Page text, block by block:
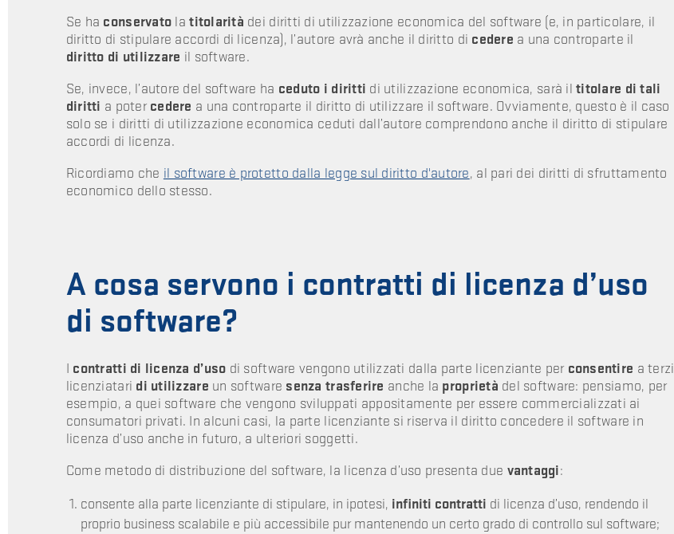
Se ha conservato latitolarità dei diritti di utilizzazione economica del software (e, in particolare, il
diritto di stipulare accordi di licenza), l’autore avrà anche il diritto di cedere a una controparte il
diritto di utilizzare il software.
Se, invece, l’autore del software ha ceduto i diritti di utilizzazione economica, sarà iltitolare di tali
diritti a potercedere a una controparte il diritto di utilizzare il software. Ovviamente, questo è il caso
solo se i diritti di utilizzazione economica ceduti dall’autore comprendono anche il diritto di stipulare
accordi di licenza.
Ricordiamo che il software è protetto dalla legge sul diritto d'autore, al pari dei diritti di sfruttamento
economico dello stesso.
A cosa servono i contratti di licenza d’uso
di software?
I contratti di licenza d’uso di software vengono utilizzati dalla parte licenziante perconsentire a terzi
licenziatari di utilizzare un software senza trasferire anche la proprietà del software: pensiamo, per
esempio, a quei software che vengono sviluppati appositamente per essere commercializzati ai
consumatori privati. In alcuni casi, la parte licenziante si riserva il diritto concedere il software in
licenza d’uso anche in futuro, a ulteriori soggetti.
Come metodo di distribuzione del software, la licenza d’uso presenta due vantaggi:
consente alla parte licenziante di stipulare, in ipotesi, infiniti contratti di licenza d’uso, rendendo il
proprio business scalabile e più accessibile pur mantenendo un certo grado di controllo sul software;